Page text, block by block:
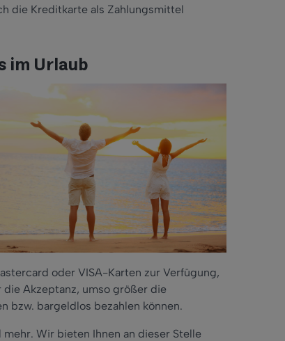
die Kreditkarte als Zahlungsmittel
im Urlaub
oder VISA-Karten zur Verfügung,
Akzeptanz, umso größer die
bzw. bargeldlos bezahlen können.
Wir bieten Ihnen an dieser Stelle